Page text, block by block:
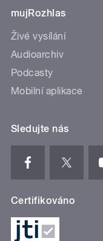
mujRozhlas
Živé vysílání
Audioarchiv
Podcasty
Mobilní aplikace
Sledujte nás
Certifikováno